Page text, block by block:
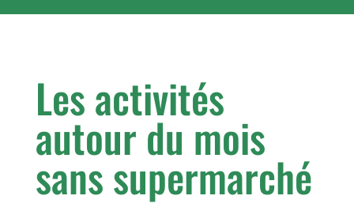
Les activités
autour du mois
sans supermarché